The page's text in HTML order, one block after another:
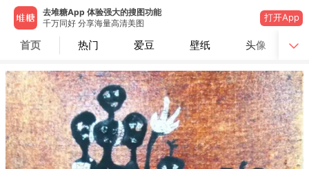
去堆糖App 体验强大的搜图功能
千万同好 分享海量高清美图
打开App
首页 热门 爱豆 壁纸 头像